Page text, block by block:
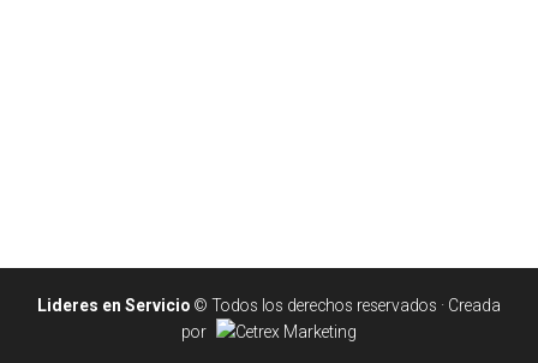
Lideres en Servicio © Todos los derechos reservados · Creada
por